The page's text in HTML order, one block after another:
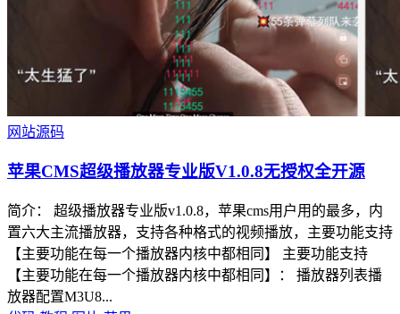
网站源码
苹果CMS超级播放器专业版V1.0.8无授权全开源
简介： 超级播放器专业版v1.0.8，苹果cms用户用的最多，内
置六大主流播放器，支持各种格式的视频播放，主要功能支持
【主要功能在每一个播放器内核中都相同】 主要功能支持
【主要功能在每一个播放器内核中都相同】： 播放器列表播
放器配置M3U8...